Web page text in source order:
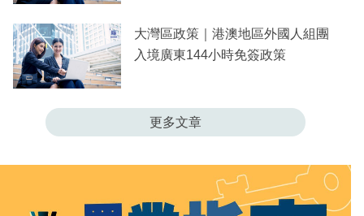
大灣區政策｜港澳地區外國人組團
入境廣東144小時免簽政策
更多文章